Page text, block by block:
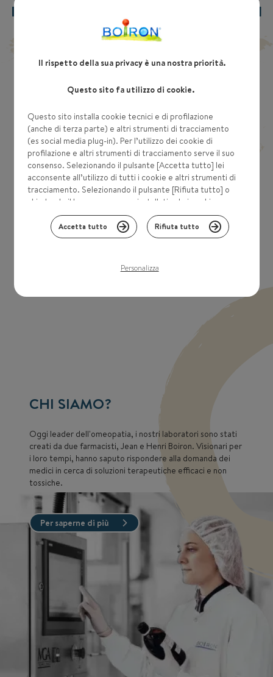
FORNIRE AL MONDO OMEOPATIA DI
QUALITÀ.
Da oltre 100 anni sviluppiamo medicinali omeopatici. E oggi siamo
cura della loro salute.
Scegliete il vostro paese
CHI SIAMO?
Oggi leader dell'omeopatia, i nostri laboratori sono stati
creati da due farmacisti, Jean e Henri Boiron. Visionari per
i loro tempi, hanno saputo rispondere alla domanda dei
medici in cerca di soluzioni terapeutiche efficaci e non
tossiche.
Per saperne di più
Il rispetto della sua privacy è una nostra priorità.
Questo sito fa utilizzo di cookie.
Questo sito installa cookie tecnici e di profilazione
(anche di terza parte) e altri strumenti di tracciamento
(es social media plug-in). Per l’utilizzo dei cookie di
profilazione e altri strumenti di tracciamento serve il suo
consenso. Selezionando il pulsante [Accetta tutto] lei
acconsente all’utilizzo di tutti i cookie e altri strumenti di
tracciamento. Selezionando il pulsante [Rifiuta tutto] o
chiudendo il banner, verranno installati solo i cookies
tecnici. Se invece vuole personalizzare le sue scelte, col
pulsante [Personalizza] può indicare le categorie che
preferisce. Lei può modificare le sue scelte in ogni
Accetta tutto Rifiuta tutto
Personalizza